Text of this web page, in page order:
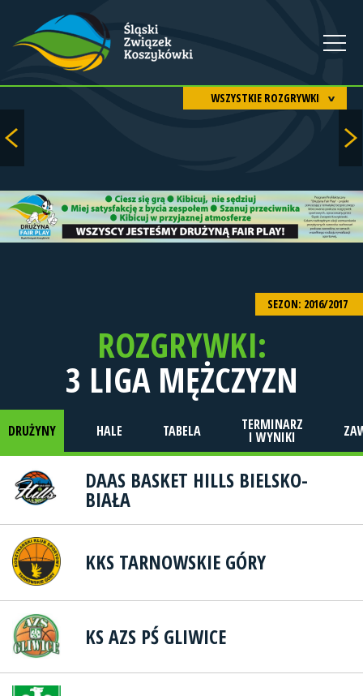
WSZYSTKIE ROZGRYWKI
SEZON: 2016/2017
ROZGRYWKI:
3 LIGA MĘŻCZYZN
DRUŻYNY HALE TABELA TERMINARZ
I WYNIKI
DAAS BASKET HILLS BIELSKO-
BIAŁA
KKS TARNOWSKIE GÓRY
KS AZS PŚ GLIWICE